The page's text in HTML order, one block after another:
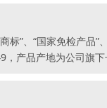
标”、“国家免检产
，产品产地为公司旗